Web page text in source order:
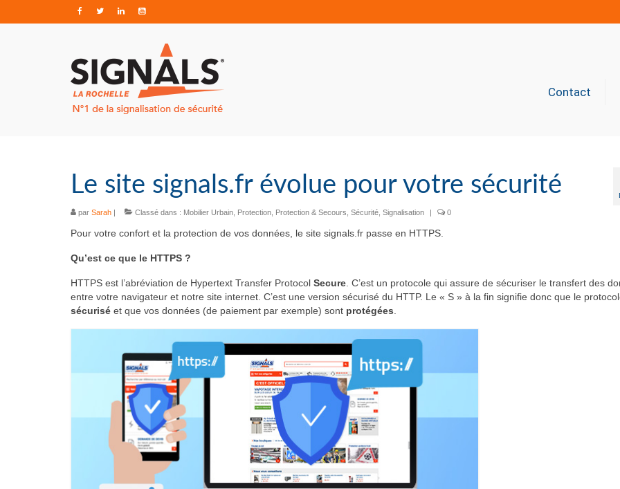
Contact
Le site signals.fr évolue pour votre sécurité
par Sarah | Classé dans : Mobilier Urbain Protection Protection & Secours Sécurité Signalisation | 0
Pour votre confort et la protection de vos données, le site signals.fr passe en HTTPS.
Qu’est ce que le HTTPS ?
HTTPS est l’abréviation de Hypertext Transfer Protocol Secure . C’est un protocole qui assure de sécuriser le transfert des
entre votre navigateur et notre site internet. C’est une version sécurisé du HTTP. Le « S » à la fin signifie donc que le
sécurisé et que vos données (de paiement par exemple) sont protégées